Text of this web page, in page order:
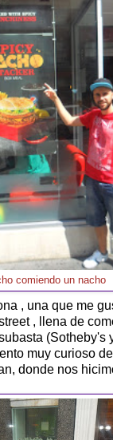
comiendo un nacho
, una que me
, llena de
(Sotheby's
muy curioso
donde nos